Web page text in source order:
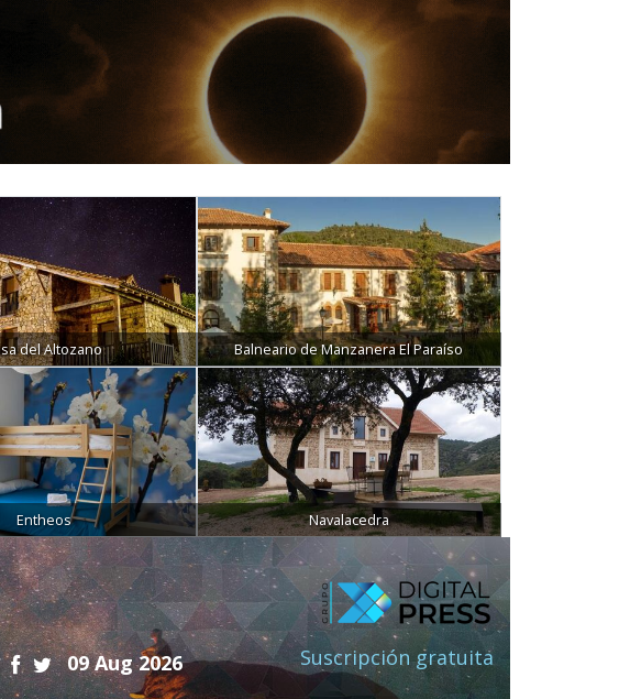
del Altozano Balneario de Manzanera El Paraíso
Entheos Navalacedra
09 Aug 2026 Suscripción gratuita